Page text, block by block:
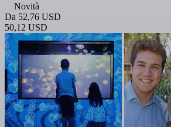
Novità
Da 52,76 USD
50,12 USD